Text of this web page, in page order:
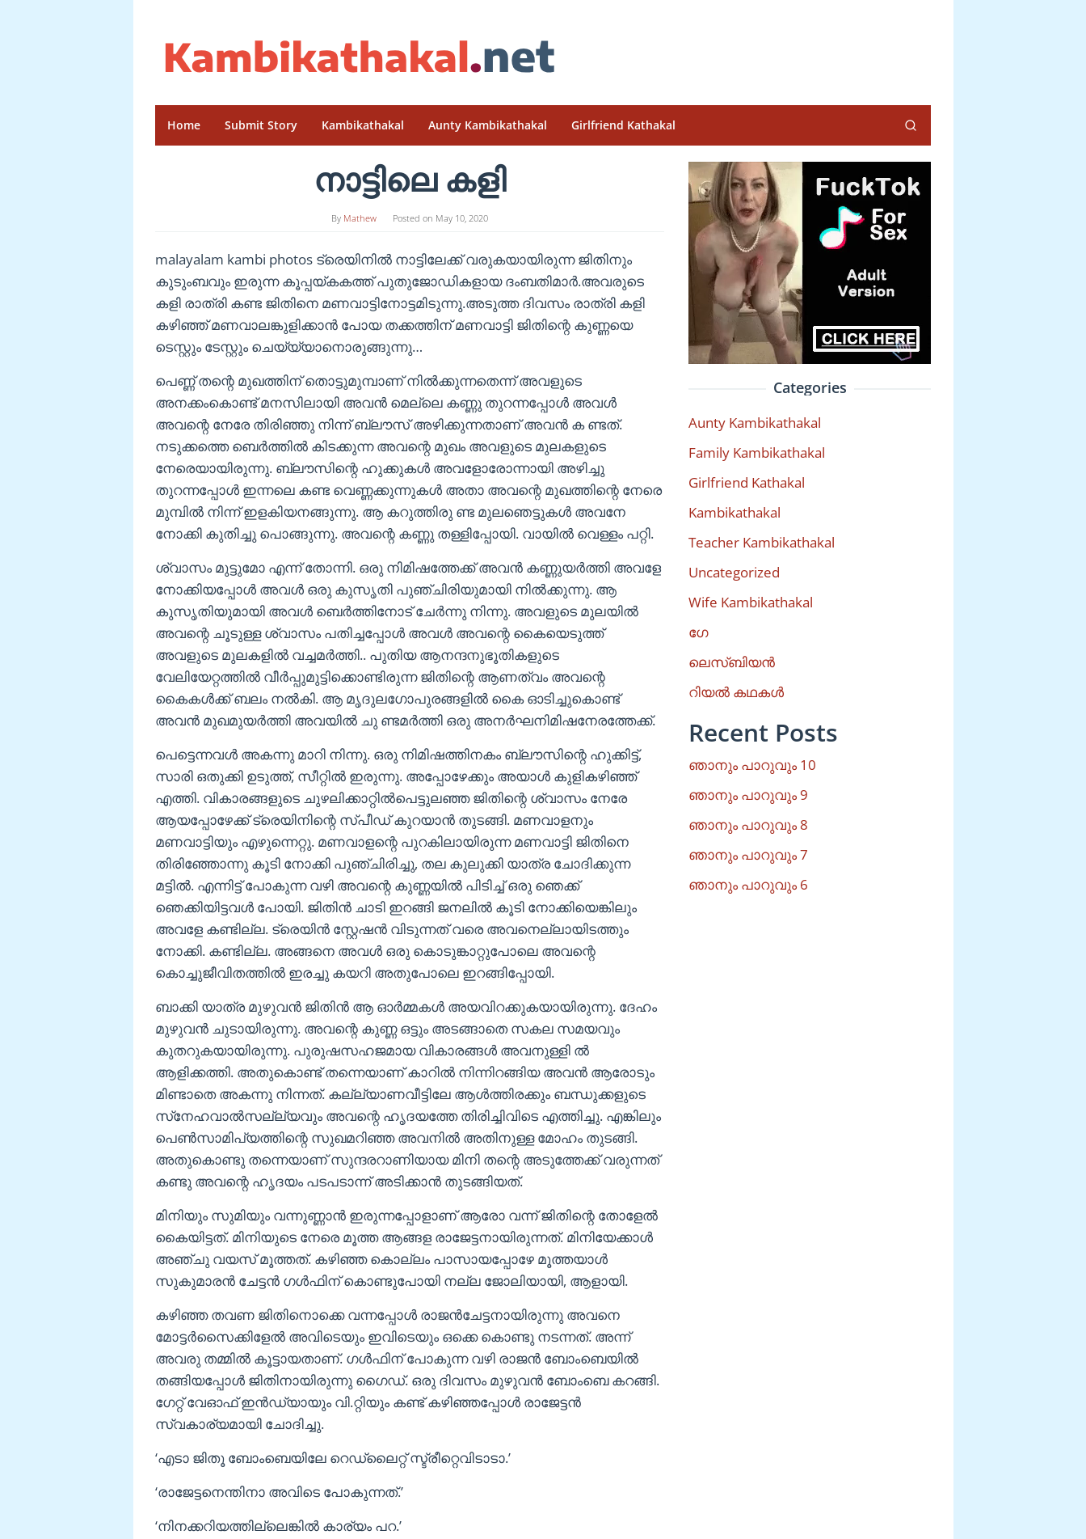
content
Home Submit Story Kambikathakal Aunty Kambikathakal Girlfriend Kathakal
നാട്ടിലെ കളി
By Mathew Posted on May 10, 2020
malayalam kambi photos ട്രെയിനില്‍ നാട്ടിലേക്ക് വരുകയായിരുന്ന ജിതിനും
കുടുംബവും ഇരുന്ന കൂപ്പയ്കകത്ത് പുതുജോഡികളായ ദംബതിമാര്‍.അവരുടെ
കളി രാത്രി കണ്ട ജിതിനെ മണവാട്ടിനോട്ടമിടുന്നു.അടുത്ത ദിവസം രാത്രി കളി
കഴിഞ്ഞ് മണവാലങ്കുളിക്കാന്‍ പോയ തക്കത്തിന്‌ മണവാട്ടി ജിതിന്റെ കുണ്ണയെ
ടെസ്റ്റും ടേസ്റ്റും ചെയ്യ്യാനൊരുങ്ങുന്നു…
പെണ്ണ് തന്റെ മുഖത്തിന് തൊട്ടുമുമ്പാണ് നില്‍ക്കുന്നതെന്ന് അവളുടെ
അനക്കംകൊണ്ട് മനസിലായി അവന്‍ മെല്ലെ കണ്ണു തുറന്നപ്പോള്‍ അവള്‍
അവന്റെ നേരേ തിരിഞ്ഞു നിന്ന് ബ്ലൗസ് അഴിക്കുന്നതാണ് അവന്‍ ക ണ്ടത്.
നടുക്കത്തെ ബെര്‍ത്തില്‍ കിടക്കുന്ന അവന്റെ മുഖം അവളുടെ മുലകളുടെ
നേരെയായിരുന്നു. ബ്ലൗസിന്റെ ഹുക്കുകള്‍ അവളോരോന്നായി അഴിച്ചു
തുറന്നപ്പോള്‍ ഇന്നലെ കണ്ട വെണ്ണക്കുന്നുകള്‍ അതാ അവന്റെ മുഖത്തിന്റെ നേരെ
മുമ്പില്‍ നിന്ന് ഇളകിയനങ്ങുന്നു. ആ കറുത്തിരു ണ്ട മുലഞെട്ടുകള്‍ അവനേ
നോക്കി കുതിച്ചു പൊങ്ങുന്നു. അവന്റെ കണ്ണു തള്ളിപ്പോയി. വായില്‍ വെള്ളം പറ്റി.
ശ്വാസം മുട്ടുമോ എന്ന് തോന്നി. ഒരു നിമിഷത്തേക്ക് അവന്‍ കണ്ണുയര്‍ത്തി അവളേ
നോക്കിയപ്പോള്‍ അവള്‍ ഒരു കുസൃതി പുഞ്ചിരിയുമായി നില്‍ക്കുന്നു. ആ
കുസൃതിയുമായി അവള്‍ ബെര്‍ത്തിനോട് ചേര്‍ന്നു നിന്നു. അവളുടെ മുലയില്‍
അവന്റെ ചൂടുള്ള ശ്വാസം പതിച്ചപ്പോള്‍ അവള്‍ അവന്റെ കൈയെടുത്ത്
അവളുടെ മുലകളില്‍ വച്ചമര്‍ത്തി.. പുതിയ ആനന്ദനുഭൂതികളുടെ
വേലിയേറ്റത്തില്‍ വീര്‍പ്പുമുട്ടിക്കൊണ്ടിരുന്ന ജിതിന്റെ ആണത്വം അവന്റെ
കൈകള്‍ക്ക് ബലം നല്‍കി. ആ മൃദുലഗോപുരങ്ങളില്‍ കൈ ഓടിച്ചുകൊണ്ട്
അവന്‍ മുഖമുയര്‍ത്തി അവയില്‍ ചു ണ്ടമര്‍ത്തി ഒരു അനര്‍ഘനിമിഷനേരത്തേക്ക്.
പെട്ടെന്നവള്‍ അകന്നു മാറി നിന്നു. ഒരു നിമിഷത്തിനകം ബ്ലൗസിന്റെ ഹുക്കിട്ട്,
സാരി ഒതുക്കി ഉടുത്ത്, സീറ്റില്‍ ഇരുന്നു. അപ്പോഴേക്കും അയാള്‍ കുളികഴിഞ്ഞ്
എത്തി. വികാരങ്ങളുടെ ചുഴലിക്കാറ്റില്‍പെട്ടുലഞ്ഞ ജിതിന്റെ ശ്വാസം നേരേ
ആയപ്പോഴേക്ക് ട്രെയിനിന്റെ സ്പീഡ് കുറയാന്‍ തുടങ്ങി. മണവാളനും
മണവാട്ടിയും എഴുന്നെറ്റു. മണവാളന്റെ പുറകിലായിരുന്ന മണവാട്ടി ജിതിനെ
തിരിഞ്ഞോന്നു കൂടി നോക്കി പുഞ്ചിരിച്ചു, തല കുലുക്കി യാത്ര ചോദിക്കുന്ന
മട്ടില്‍. എന്നിട്ട് പോകുന്ന വഴി അവന്റെ കുണ്ണയില്‍ പിടിച്ച് ഒരു ഞെക്ക്
ഞെക്കിയിട്ടവള്‍ പോയി. ജിതിന്‍ ചാടി ഇറങ്ങി ജനലില്‍ കൂടി നോക്കിയെങ്കിലും
അവളേ കണ്ടില്ല. ട്രെയിന്‍ സ്റ്റേഷന്‍ വിടുന്നത് വരെ അവനെല്ലായിടത്തും
നോക്കി. കണ്ടില്ല. അങ്ങനെ അവള്‍ ഒരു കൊടുങ്കാറ്റുപോലെ അവന്റെ
കൊച്ചുജീവിതത്തില്‍ ഇരച്ചു കയറി അതുപോലെ ഇറങ്ങിപ്പോയി.
ബാക്കി യാത്ര മുഴുവന്‍ ജിതിന്‍ ആ ഓര്‍മ്മകള്‍ അയവിറക്കുകയായിരുന്നു. ദേഹം
മുഴുവന്‍ ചുടായിരുന്നു. അവന്റെ കുണ്ണ ഒട്ടും അടങ്ങാതെ സകല സമയവും
കുതറുകയായിരുന്നു. പുരുഷസഹജമായ വികാരങ്ങള്‍ അവനുള്ളി ല്‍
ആളിക്കത്തി. അതുകൊണ്ട് തന്നെയാണ് കാറില്‍ നിന്നിറങ്ങിയ അവന്‍ ആരോടും
മിണ്ടാതെ അകന്നു നിന്നത്. കല്ല്യാണവീട്ടിലേ ആള്‍ത്തിരക്കും ബന്ധുക്കളുടെ
സ്‌നേഹവാല്‍സല്ല്യവും അവന്റെ ഹൃദയത്തേ തിരിച്ചിവിടെ എത്തിച്ചു. എങ്കിലും
പെണ്‍സാമിപ്യത്തിന്റെ സുഖമറിഞ്ഞ അവനില്‍ അതിനുള്ള മോഹം തുടങ്ങി.
അതുകൊണ്ടു തന്നെയാണ് സുന്ദരറാണിയായ മിനി തന്റെ അടുത്തേക്ക് വരുന്നത്
കണ്ടു അവന്റെ ഹൃദയം പടപടാന്ന് അടിക്കാന്‍ തുടങ്ങിയത്.
മിനിയും സുമിയും വന്നുണ്ണാന്‍ ഇരുന്നപ്പോളാണ് ആരോ വന്ന് ജിതിന്റെ തോളേല്‍
കൈയിട്ടത്. മിനിയുടെ നേരെ മൂത്ത ആങ്ങള രാജേട്ടനായിരുന്നത്. മിനിയേക്കാള്‍
അഞ്ചു വയസ് മൂത്തത്. കഴിഞ്ഞ കൊല്ലം പാസായപ്പോഴേ മൂത്തയാള്‍
സുകുമാരന്‍ ചേട്ടന്‍ ഗള്‍ഫിന് കൊണ്ടുപോയി നല്ല ജോലിയായി, ആളായി.
കഴിഞ്ഞ തവണ ജിതിനൊക്കെ വന്നപ്പോള്‍ രാജന്‍ചേട്ടനായിരുന്നു അവനെ
മോട്ടര്‍സൈക്കിളേല്‍ അവിടെയും ഇവിടെയും ഒക്കെ കൊണ്ടു നടന്നത്. അന്ന്
അവരു തമ്മില്‍ കൂട്ടായതാണ്. ഗള്‍ഫിന് പോകുന്ന വഴി രാജന്‍ ബോംബെയില്‍
തങ്ങിയപ്പോള്‍ ജിതിനായിരുന്നു ഗൈഡ്. ഒരു ദിവസം മുഴുവന്‍ ബോംബെ കറങ്ങി.
ഗേറ്റ് വേഓഫ് ഇന്‍ഡ്യായും വി.റ്റിയും കണ്ട് കഴിഞ്ഞപ്പോള്‍ രാജേട്ടന്‍
സ്വകാര്യമായി ചോദിച്ചു.
‘എടാ ജിതൂ ബോംബെയിലേ റെഡ്‌ലൈറ്റ് സ്ട്രീറ്റെവിടാടാ.’
‘രാജേട്ടനെന്തിനാ അവിടെ പോകുന്നത്.’
‘നിനക്കറിയത്തില്ലെങ്കില്‍ കാര്യം പറ.’
Categories
Aunty Kambikathakal
Family Kambikathakal
Girlfriend Kathakal
Kambikathakal
Teacher Kambikathakal
Uncategorized
Wife Kambikathakal
ഗേ
ലെസ്ബിയൻ
റിയൽ കഥകൾ
Recent Posts
ഞാനും പാറുവും 10
ഞാനും പാറുവും 9
ഞാനും പാറുവും 8
ഞാനും പാറുവും 7
ഞാനും പാറുവും 6